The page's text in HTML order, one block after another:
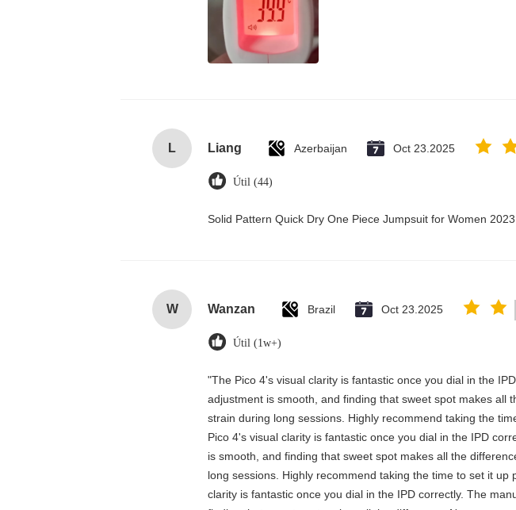
L Liang Azerbaijan Oct 23.2025
Útil (44)
Solid Pattern Quick Dry One Piece Jumpsuit for Women
W Wanzan Brazil Oct 23.2025
Útil (1w+)
"The Pico 4's visual clarity is fantastic once you dial in the
adjustment is smooth, and finding that sweet spot makes all
strain during long sessions. Highly recommend taking the
Pico 4's visual clarity is fantastic once you dial in the IPD
is smooth, and finding that sweet spot makes all the
long sessions. Highly recommend taking the time to set it up
clarity is fantastic once you dial in the IPD correctly. The